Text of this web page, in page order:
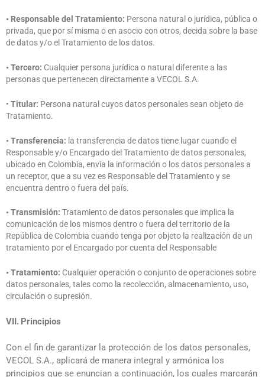
• Responsable del Tratamiento: Persona natural o jurídica, pública o
privada, que por sí misma o en asocio con otros, decida sobre la base
de datos y/o el Tratamiento de los datos.
• Tercero: Cualquier persona jurídica o natural diferente a las
personas que pertenecen directamente a VECOL S.A.
• Titular: Persona natural cuyos datos personales sean objeto de
Tratamiento.
• Transferencia: la transferencia de datos tiene lugar cuando el
Responsable y/o Encargado del Tratamiento de datos personales,
ubicado en Colombia, envía la información o los datos personales a
un receptor, que a su vez es Responsable del Tratamiento y se
encuentra dentro o fuera del país.
• Transmisión: Tratamiento de datos personales que implica la
comunicación de los mismos dentro o fuera del territorio de la
República de Colombia cuando tenga por objeto la realización de un
tratamiento por el Encargado por cuenta del Responsable
• Tratamiento: Cualquier operación o conjunto de operaciones sobre
datos personales, tales como la recolección, almacenamiento, uso,
circulación o supresión.
VII. Principios
Con el fin de garantizar la protección de los datos personales,
VECOL S.A., aplicará de manera integral y armónica los
principios que se enuncian a continuación, los cuales marcarán